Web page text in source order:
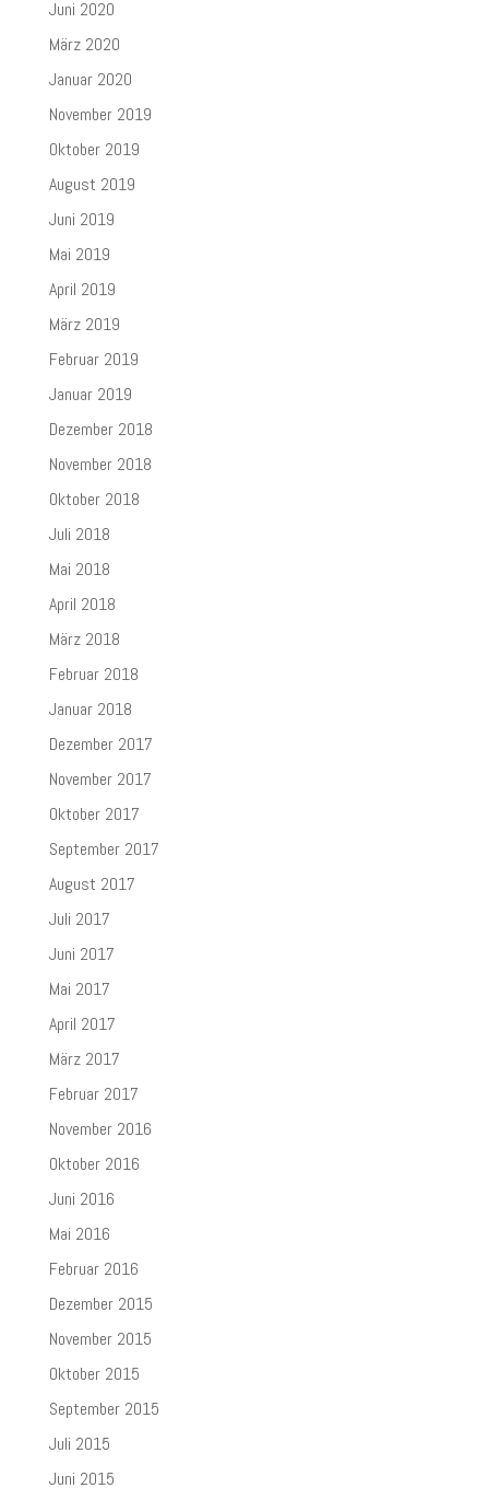
Juni 2020
März 2020
Januar 2020
November 2019
Oktober 2019
August 2019
Juni 2019
Mai 2019
April 2019
März 2019
Februar 2019
Januar 2019
Dezember 2018
November 2018
Oktober 2018
Juli 2018
Mai 2018
April 2018
März 2018
Februar 2018
Januar 2018
Dezember 2017
November 2017
Oktober 2017
September 2017
August 2017
Juli 2017
Juni 2017
Mai 2017
April 2017
März 2017
Februar 2017
November 2016
Oktober 2016
Juni 2016
Mai 2016
Februar 2016
Dezember 2015
November 2015
Oktober 2015
September 2015
Juli 2015
Juni 2015